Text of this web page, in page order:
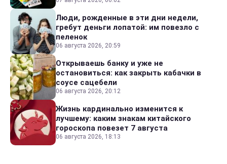
Люди, рожденные в эти дни недели,
гребут деньги лопатой: им повезло с
пеленок
06 августа 2026, 20:59
Открываешь банку и уже не
остановиться: как закрыть кабачки в
соусе сацебели
06 августа 2026, 20:12
Жизнь кардинально изменится к
лучшему: каким знакам китайского
гороскопа повезет 7 августа
06 августа 2026, 18:13